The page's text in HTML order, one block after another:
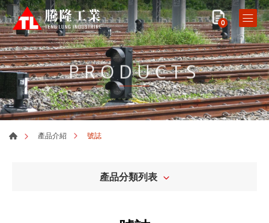
0
PRODUCTS
產品介紹 號誌
產品分類列表